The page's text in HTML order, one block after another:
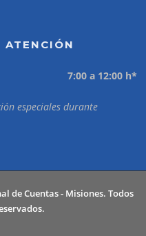
ATENCIÓN
7:00 a 12:00 h*
especiales durante
de Cuentas - Misiones. Todos